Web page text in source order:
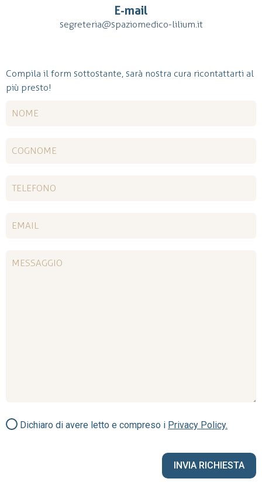
E-mail
segreteria@spaziomedico-lilium.it
Compila il form sottostante, sarà nostra cura ricontattarti al
più presto!
Dichiaro di avere letto e compreso i Privacy Policy.